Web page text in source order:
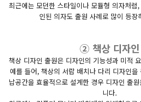
최근에는 모던한 스타일이나 모듈형 의자처
인된 의자도 출원 사례로 많이 등장
② 책상 디자인
책상 디자인 출원은 디자인의 기능성과 미적
예를 들어, 책상의 서랍 배치나 다리 디자인
납공간을 효율적으로 설계한 경우 디자인 출
니다.